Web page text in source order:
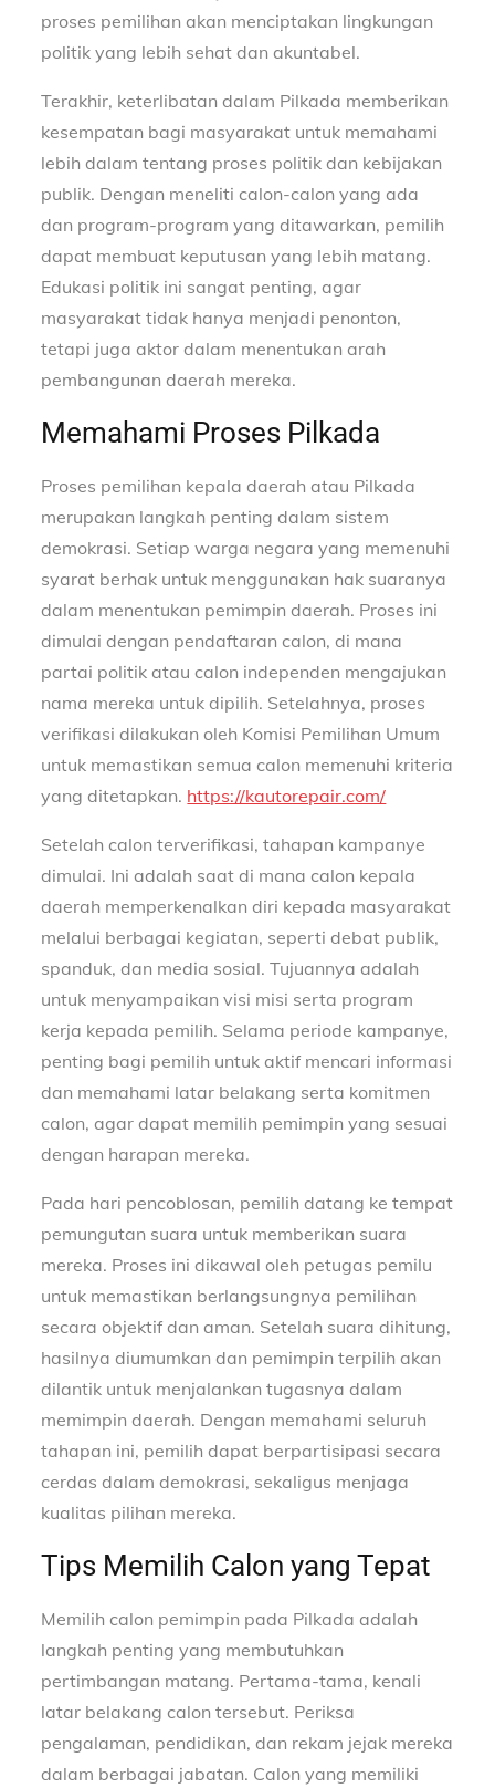
proses pemilihan akan menciptakan lingkungan
politik yang lebih sehat dan akuntabel.
Terakhir, keterlibatan dalam Pilkada memberikan
kesempatan bagi masyarakat untuk memahami
lebih dalam tentang proses politik dan kebijakan
publik. Dengan meneliti calon-calon yang ada
dan program-program yang ditawarkan, pemilih
dapat membuat keputusan yang lebih matang.
Edukasi politik ini sangat penting, agar
masyarakat tidak hanya menjadi penonton,
tetapi juga aktor dalam menentukan arah
pembangunan daerah mereka.
Memahami Proses Pilkada
Proses pemilihan kepala daerah atau Pilkada
merupakan langkah penting dalam sistem
demokrasi. Setiap warga negara yang memenuhi
syarat berhak untuk menggunakan hak suaranya
dalam menentukan pemimpin daerah. Proses ini
dimulai dengan pendaftaran calon, di mana
partai politik atau calon independen mengajukan
nama mereka untuk dipilih. Setelahnya, proses
verifikasi dilakukan oleh Komisi Pemilihan Umum
untuk memastikan semua calon memenuhi kriteria
yang ditetapkan. https://kautorepair.com/
Setelah calon terverifikasi, tahapan kampanye
dimulai. Ini adalah saat di mana calon kepala
daerah memperkenalkan diri kepada masyarakat
melalui berbagai kegiatan, seperti debat publik,
spanduk, dan media sosial. Tujuannya adalah
untuk menyampaikan visi misi serta program
kerja kepada pemilih. Selama periode kampanye,
penting bagi pemilih untuk aktif mencari informasi
dan memahami latar belakang serta komitmen
calon, agar dapat memilih pemimpin yang sesuai
dengan harapan mereka.
Pada hari pencoblosan, pemilih datang ke tempat
pemungutan suara untuk memberikan suara
mereka. Proses ini dikawal oleh petugas pemilu
untuk memastikan berlangsungnya pemilihan
secara objektif dan aman. Setelah suara dihitung,
hasilnya diumumkan dan pemimpin terpilih akan
dilantik untuk menjalankan tugasnya dalam
memimpin daerah. Dengan memahami seluruh
tahapan ini, pemilih dapat berpartisipasi secara
cerdas dalam demokrasi, sekaligus menjaga
kualitas pilihan mereka.
Tips Memilih Calon yang Tepat
Memilih calon pemimpin pada Pilkada adalah
langkah penting yang membutuhkan
pertimbangan matang. Pertama-tama, kenali
latar belakang calon tersebut. Periksa
pengalaman, pendidikan, dan rekam jejak mereka
dalam berbagai jabatan. Calon yang memiliki